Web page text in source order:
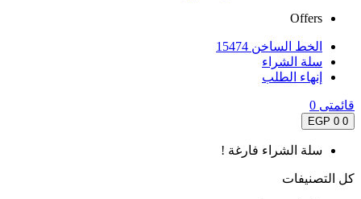
Offers
الخط الساخن 15474
سلة الشراء
إنهاء الطلب
قائمتى 0
0
0 EGP
سلة الشراء فارغة !
كل التصنيفات